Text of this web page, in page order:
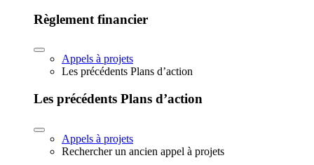
Règlement financier
Appels à projets
Les précédents Plans d’action
Les précédents Plans d’action
Appels à projets
Rechercher un ancien appel à projets